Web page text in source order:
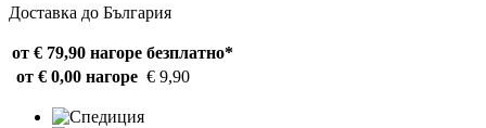
Доставка до България
от € 79,90 нагоре безплатно*
от € 0,00 нагоре € 9,90